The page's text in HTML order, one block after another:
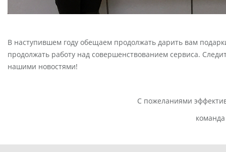
В наступившем году обещаем продолжать дарить вам
продолжать работу над совершенствованием сервиса.
нашими новостями!
С пожеланиями